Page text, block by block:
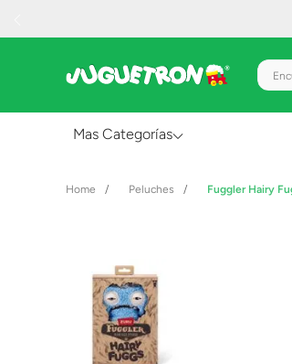
Mas Categorías
Creatividad y Arte
Figuras de Acción
Gadgets y Electrónicos
Peluches Fuggler Hairy